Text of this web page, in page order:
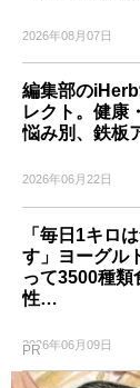
2026年08月07日
編集部の
レクト。健康
悩み別、鉄板
2026年06月22日
「毎日1キロ
す」ヨーグル
って3500種類
性…
2026年06月09日
PR